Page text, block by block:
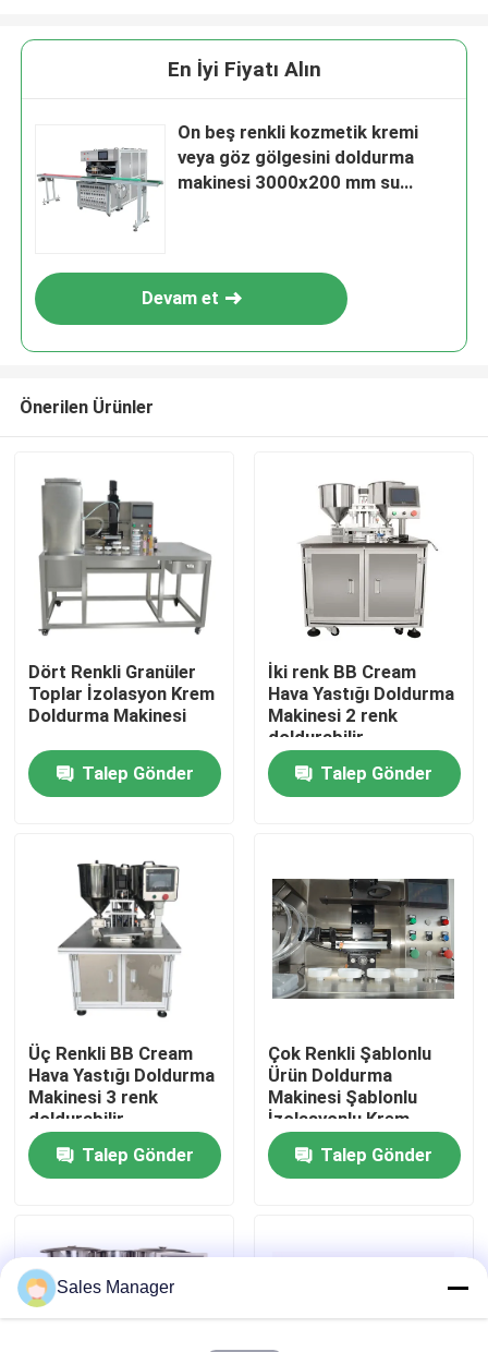
Ana sayfa
Ürünler
VİDEOLAR
Hakkımızda
Fabrika turu
Kalite kontrol
Teklif isteği
Otomatik Dudak Parlaklığı Doldurma Makinesi
En İyi Fiyatı Alın
On beş renkli kozmetik kremi
veya göz gölgesini doldurma
makinesi 3000x200 mm su
Devam et
Önerilen Ürünler
Dört Renkli Granüler
Toplar İzolasyon Krem
Doldurma Makinesi
Talep Gönder
İki renk BB Cream
Hava Yastığı Doldurma
Makinesi 2 renk
doldurabilir
Talep Gönder
Üç Renkli BB Cream
Hava Yastığı Doldurma
Makinesi 3 renk
doldurabilir
Talep Gönder
Çok Renkli Şablonlu
Ürün Doldurma
Makinesi Şablonlu
İzolasyonlu Krem
Doldurma Makinesi
Talep Gönder
Sales Manager